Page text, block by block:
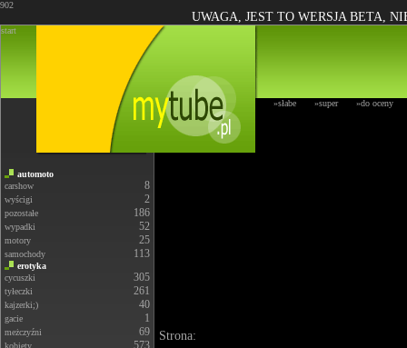
902
UWAGA, JEST TO WERSJA BETA,
start
»słabe »super »do oceny
automoto
carshow
8
wyścigi 2
pozostałe 186
wypadki 52
motory 25
samochody 113
erotyka
cycuszki
305
tyłeczki 261
kajzerki;) 40
gacie 1
meżczyźni 69
kobiety 573
Strona: